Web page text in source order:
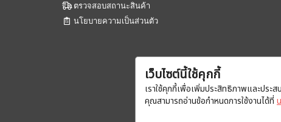
เว็บไซต์นี้ใช้คุกกี้
เราใช้คุกกี้เพื่อเพิ่มประสิทธิภาพและประ
คุณสามารถอ่านข้อกำหนดการใช้งานได้ที่
ตรวจสอบสถานะสินค้า
นโยบายความเป็นส่วนตัว